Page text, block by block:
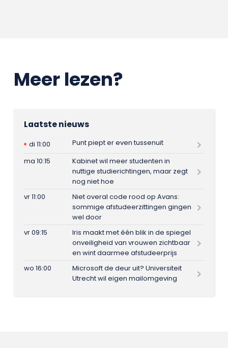
Meer lezen?
Laatste nieuws
di 11:00
Punt piept er even tussenuit
ma 10:15
Kabinet wil meer studenten in
nuttige studierichtingen, maar zegt
nog niet hoe
vr 11:00
Niet overal code rood op Avans:
sommige afstudeerzittingen gingen
wel door
vr 09:15
Iris maakt met één blik in de spiegel
onveiligheid van vrouwen zichtbaar
en wint daarmee afstudeerprijs
wo 16:00
Microsoft de deur uit? Universiteit
Utrecht wil eigen mailomgeving